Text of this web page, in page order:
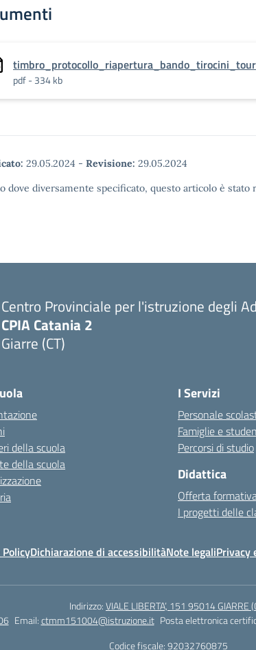
pdf - 334 kb
29.05.2024 - Revisione: 29.05.2024
dove diversamente specificato, questo articolo è
Centro Provinciale per l'istruzione degli
CPIA Catania 2
Giarre (CT)
della scuola
della scuola
I Servizi
Personale
Famiglie e
Percorsi di studio
Didattica
Offerta
I progetti delle
Dichiarazione di accessibilitàNote legaliPrivacy
Indirizzo:VIALE LIBERTA’, 151 95014 GIARRE
Email:ctmm151004@istruzione.it Posta elettronica
Codice fiscale: 92032760875